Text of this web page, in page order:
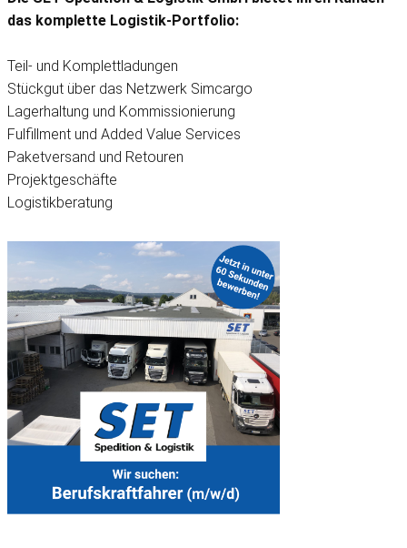
das komplette Logistik-Portfolio:
Teil- und Komplettladungen
Stückgut über das Netzwerk Simcargo
Lagerhaltung und Kommissionierung
Fulfillment und Added Value Services
Paketversand und Retouren
Projektgeschäfte
Logistikberatung